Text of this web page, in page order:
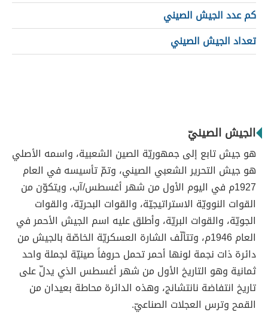
كم عدد الجيش الصيني
تعداد الجيش الصيني
الجيش الصينيّ
هو جيش تابع إلى جمهوريّة الصين الشعبية، واسمه الأصلي
هو جيش التحرير الشعبي الصيني، وتمّ تأسيسه في العام
1927م في اليوم الأول من شهر أغسطس/آب، ويتكوّن من
القوات النوويّة الاستراتيجيّة، والقوات البحريّة، والقوات
الجويّة، والقوات البريّة، وأطلق عليه اسم الجيش الأحمر في
العام 1946م، وتتألّف الشارة العسكريّة الخاصّة بالجيش من
دائرة ذات نجمة لونها أحمر تحمل حروفاً صينيّة لجملة واحد
ثمانية وهو التاريخ الأول من شهر أغسطس الذي يدلّ على
تاريخ انتفاضة نانتشانج، وهذه الدائرة محاطة بعيدان من
القمح وترس العجلات الصناعيّ.